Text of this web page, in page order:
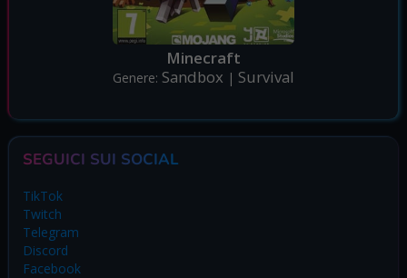
Minecraft
Genere: Sandbox | Survival
SEGUICI SUI SOCIAL
TikTok
Twitch
Telegram
Discord
Facebook